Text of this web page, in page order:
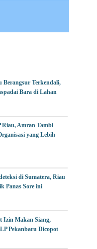
Berangsur Terkendali,
Bara di Lahan
Riau, Amran Tambi
yang Lebih
di Sumatera, Riau
Panas Sore ini
Izin Makan Siang,
Pekanbaru Dicopot